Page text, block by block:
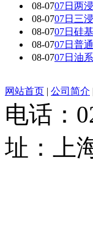
08-0707日两
08-0707日三
08-0707日硅
08-0707日普
08-0707日油
网站首页 | 公司简介
电话：
址：上